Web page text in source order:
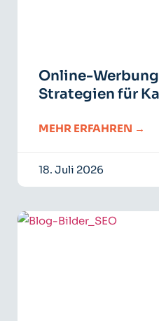
Online-
Strategien für
MEHR ERFAHREN →
18. Juli 2026